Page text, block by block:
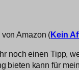
Amazon (Kein
noch einen Tipp,
bieten kann für